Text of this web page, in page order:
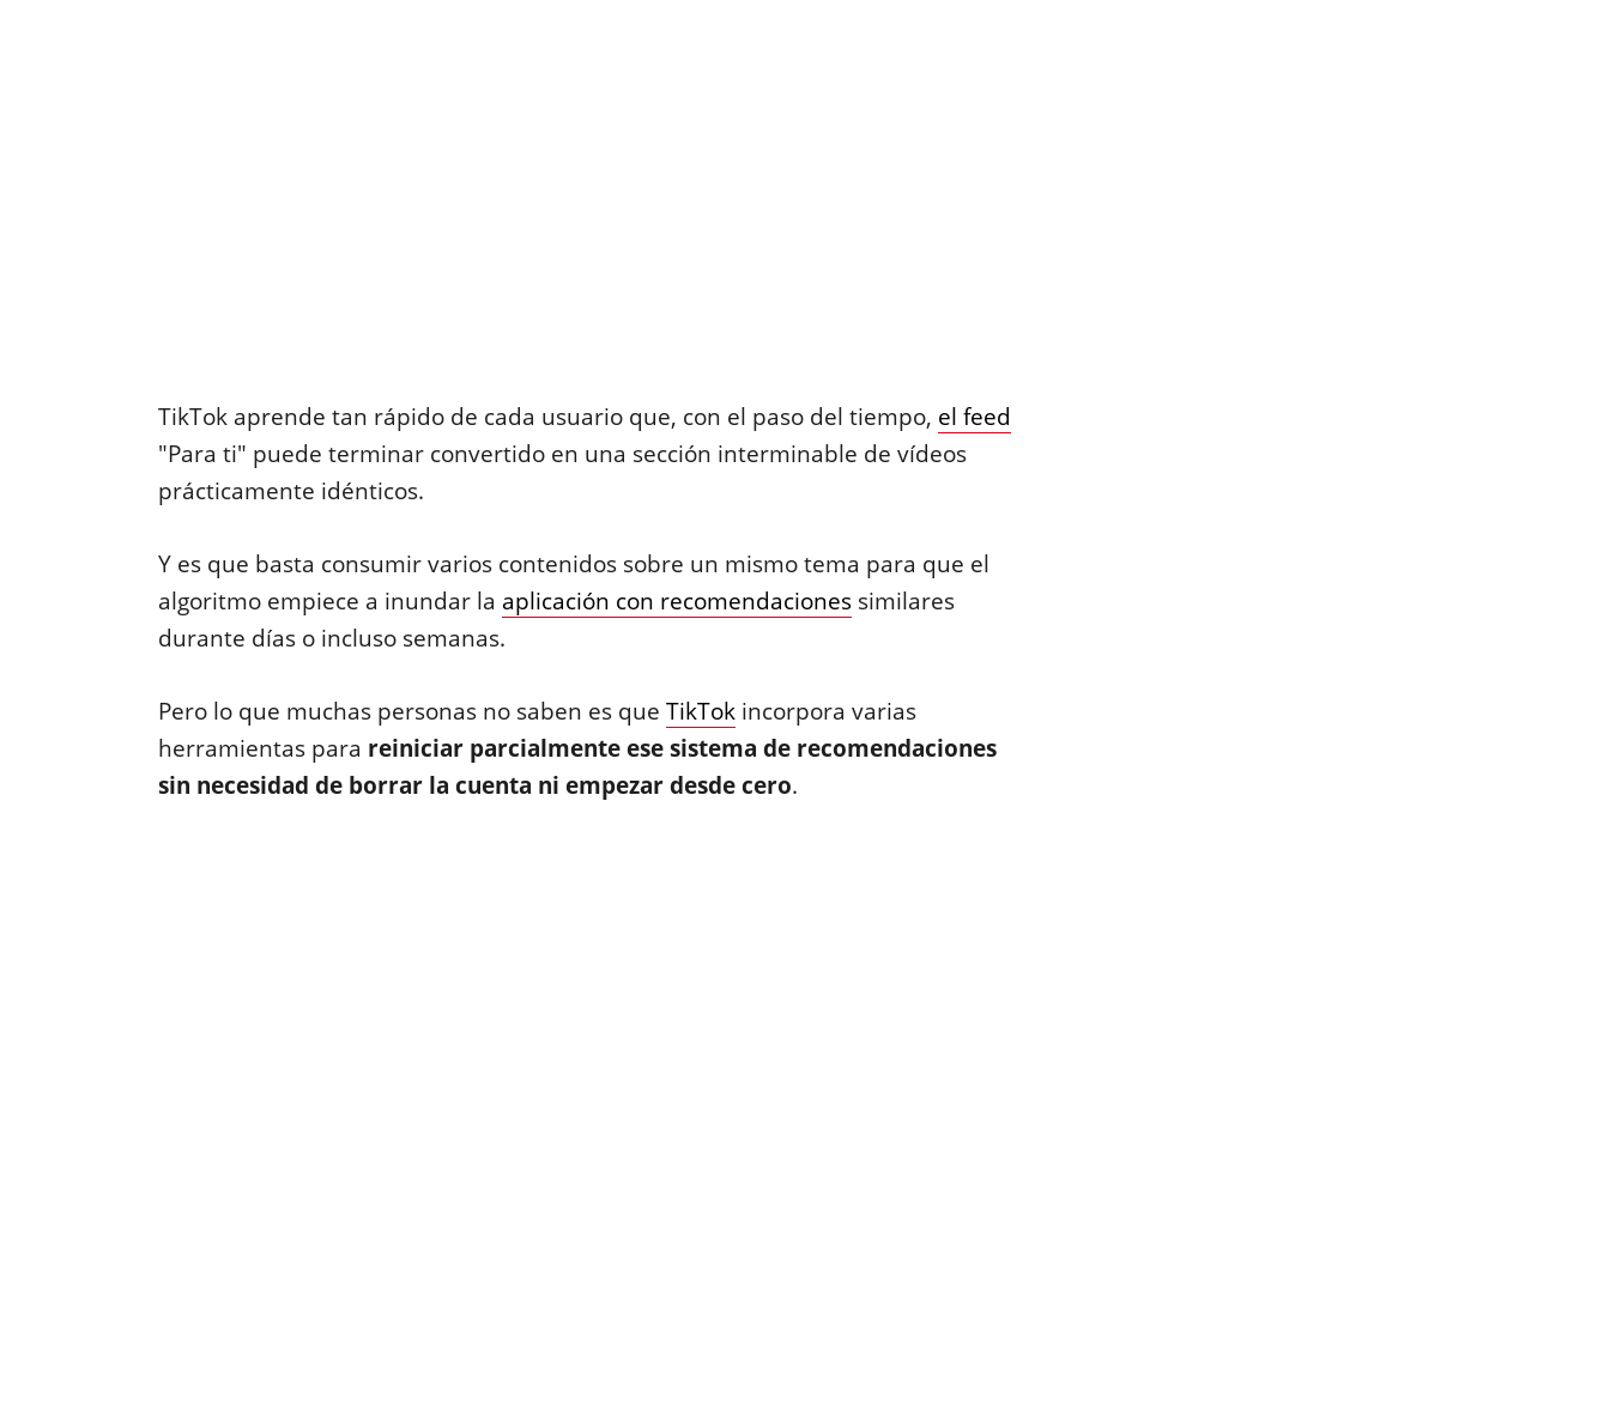
TikTok aprende tan rápido de cada usuario que, con el paso del tiempo, el feed
"Para ti" puede terminar convertido en una sección interminable de vídeos
prácticamente idénticos.
Y es que basta consumir varios contenidos sobre un mismo tema para que el
algoritmo empiece a inundar la aplicación con recomendacionessimilares
durante días o incluso semanas.
Pero lo que muchas personas no saben es que TikTokincorpora varias
herramientas para reiniciar parcialmente ese sistema de recomendaciones
sin necesidad de borrar la cuenta ni empezar desde cero.